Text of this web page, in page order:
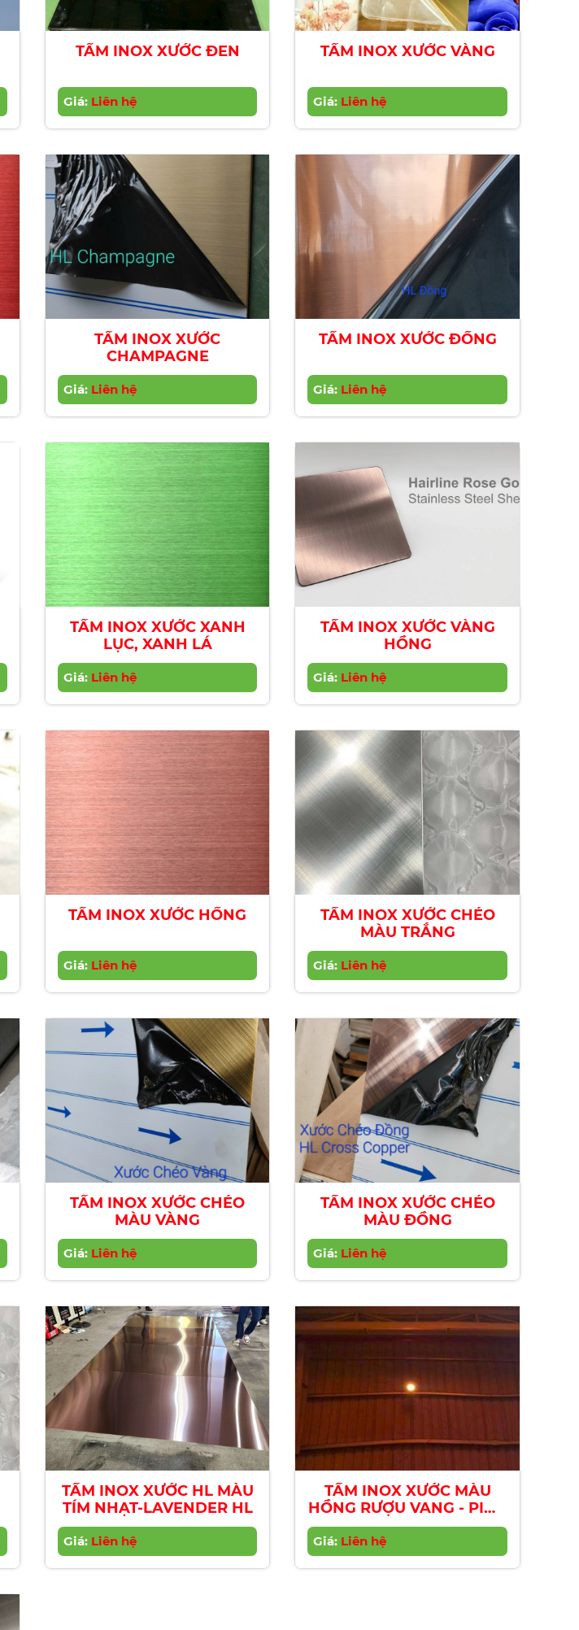
TẤM INOX XƯỚC ĐEN
Giá: Liên hệ
TẤM INOX XƯỚC VÀNG
Giá: Liên hệ
TẤM INOX XƯỚC
CHAMPAGNE
Giá: Liên hệ
TẤM INOX XƯỚC ĐỒNG
Giá: Liên hệ
TẤM INOX XƯỚC XANH
LỤC, XANH LÁ
Giá: Liên hệ
TẤM INOX XƯỚC VÀNG
HỒNG
Giá: Liên hệ
TẤM INOX XƯỚC HỒNG
Giá: Liên hệ
TẤM INOX XƯỚC CHÉO
MÀU TRẮNG
Giá: Liên hệ
TẤM INOX XƯỚC CHÉO
MÀU VÀNG
Giá: Liên hệ
TẤM INOX XƯỚC CHÉO
MÀU ĐỒNG
Giá: Liên hệ
TẤM INOX XƯỚC HL MÀU
TÍM NHẠT-LAVENDER HL
Giá: Liên hệ
TẤM INOX XƯỚC MÀU
HỒNG RƯỢU VANG - PINK
WINE HL
Giá: Liên hệ